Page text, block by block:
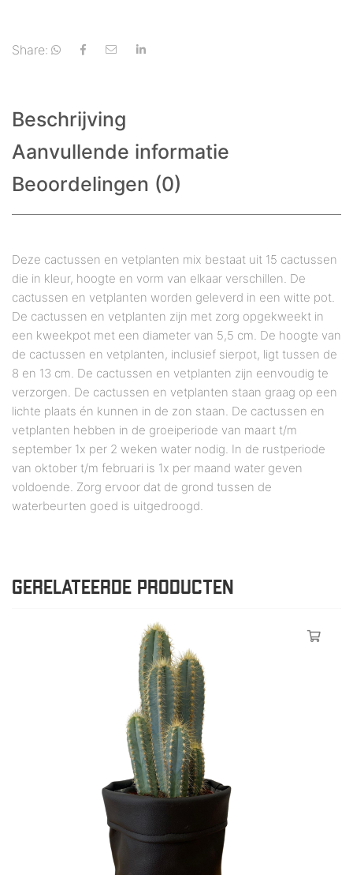
Share:
Beschrijving
Aanvullende informatie
Beoordelingen (0)
Deze cactussen en vetplanten mix bestaat uit 15 cactussen
die in kleur, hoogte en vorm van elkaar verschillen. De
cactussen en vetplanten worden geleverd in een witte pot.
De cactussen en vetplanten zijn met zorg opgekweekt in
een kweekpot met een diameter van 5,5 cm. De hoogte van
de cactussen en vetplanten, inclusief sierpot, ligt tussen de
8 en 13 cm. De cactussen en vetplanten zijn eenvoudig te
verzorgen. De cactussen en vetplanten staan graag op een
lichte plaats én kunnen in de zon staan. De cactussen en
vetplanten hebben in de groeiperiode van maart t/m
september 1x per 2 weken water nodig. In de rustperiode
van oktober t/m februari is 1x per maand water geven
voldoende. Zorg ervoor dat de grond tussen de
waterbeurten goed is uitgedroogd.
GERELATEERDE PRODUCTEN